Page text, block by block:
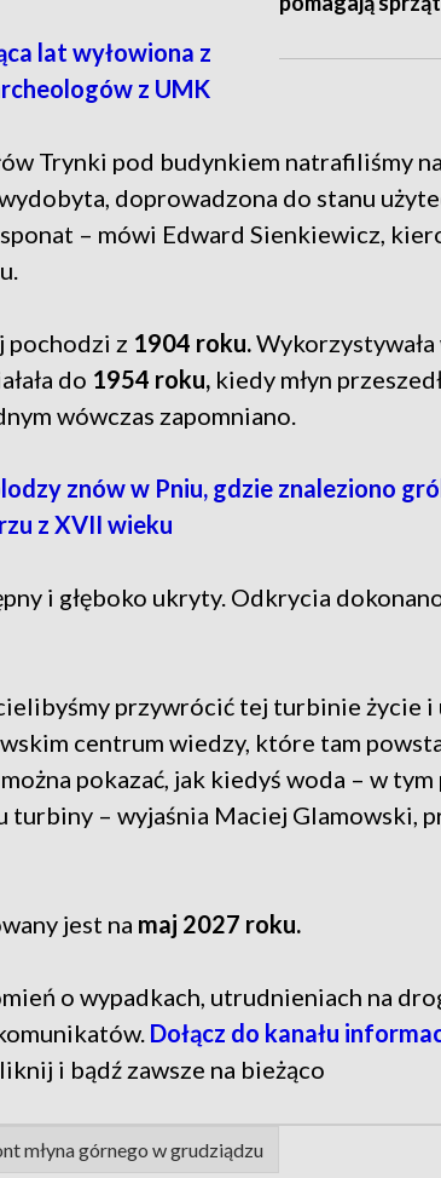
lat wyłowiona z
z UMK
Trynki pod budynkiem natrafiliśmy
doprowadzona do stanu
– mówi Edward Sienkiewicz,
pochodzi z 1904 roku.
do 1954 roku, kiedy młyn
wówczas zapomniano.
znów w Pniu, gdzie znaleziono
z XVII wieku
i głęboko ukryty. Odkrycia
przywrócić tej turbinie życie i
centrum wiedzy, które tam
pokazać, jak kiedyś woda – w
turbiny – wyjaśnia Maciej Glamowski,
jest na maj 2027 roku.
o wypadkach, utrudnieniach na
Dołącz do kanału
i bądź zawsze na bieżąco
młyna górnego w grudziądzu